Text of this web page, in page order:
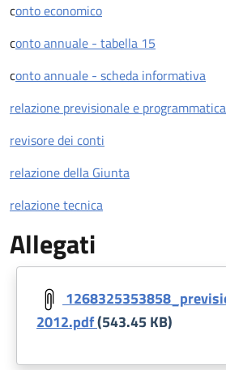
conto economico
conto annuale - tabella 15
conto annuale - scheda informativa
relazione previsionale e programmatica
revisore dei conti
relazione della Giunta
relazione tecnica
Allegati
2012.pdf(543.45 KB)